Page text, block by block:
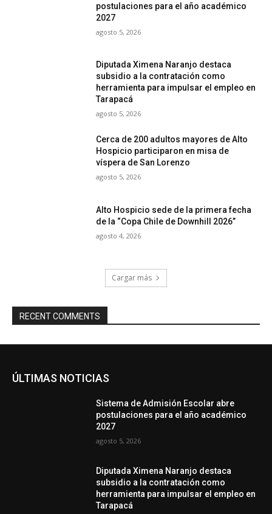
postulaciones para el año académico
2027
agosto 5, 2026
Diputada Ximena Naranjo destaca
subsidio a la contratación como
herramienta para impulsar el empleo en
Tarapacá
agosto 5, 2026
Cerca de 200 adultos mayores de Alto
Hospicio participaron en misa de
víspera de San Lorenzo
agosto 5, 2026
Alto Hospicio sede de la primera fecha
de la “Copa Chile de Downhill 2026”
agosto 4, 2026
Cargar más
RECENT COMMENTS
ÚLTIMAS NOTICIAS
Sistema de Admisión Escolar abre
postulaciones para el año académico
2027
agosto 5, 2026
Diputada Ximena Naranjo destaca
subsidio a la contratación como
herramienta para impulsar el empleo en
Tarapacá